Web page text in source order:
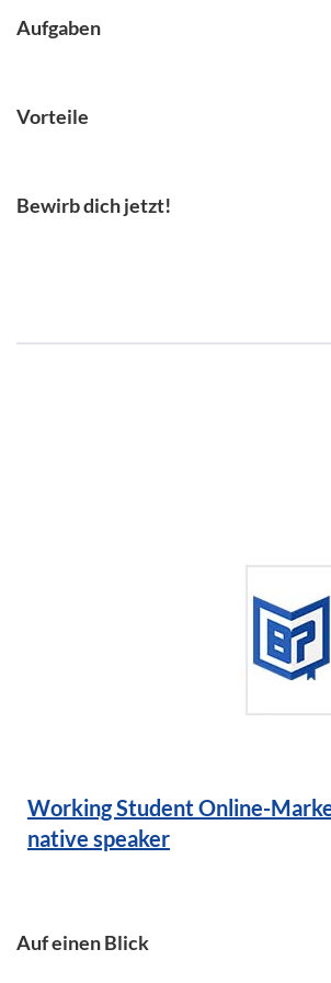
Aufgaben
Vorteile
Bewirb dich jetzt!
Working Student Online-
native speaker
Auf einen Blick